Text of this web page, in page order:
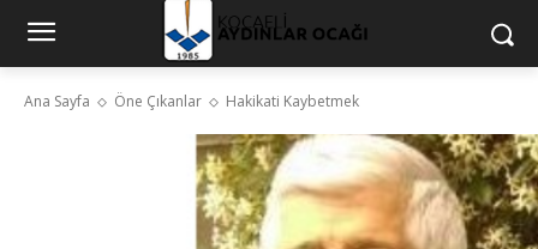
Ana Sayfa Öne Çıkanlar Hakikati Kaybetmek